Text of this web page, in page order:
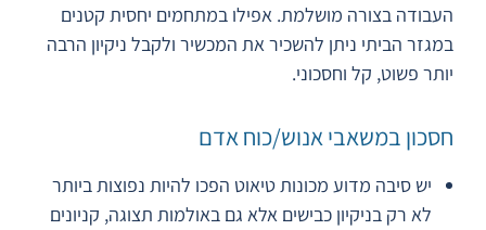
העבודה בצורה מושלמת. אפילו במתחמים יחסית קטנים
במגזר הביתי ניתן להשכיר את המכשיר ולקבל ניקיון הרבה
יותר פשוט, קל וחסכוני.
חסכון במשאבי אנוש/כוח אדם
יש סיבה מדוע מכונות טיאוט הפכו להיות נפוצות ביותר
לא רק בניקיון כבישים אלא גם באולמות תצוגה, קניונים